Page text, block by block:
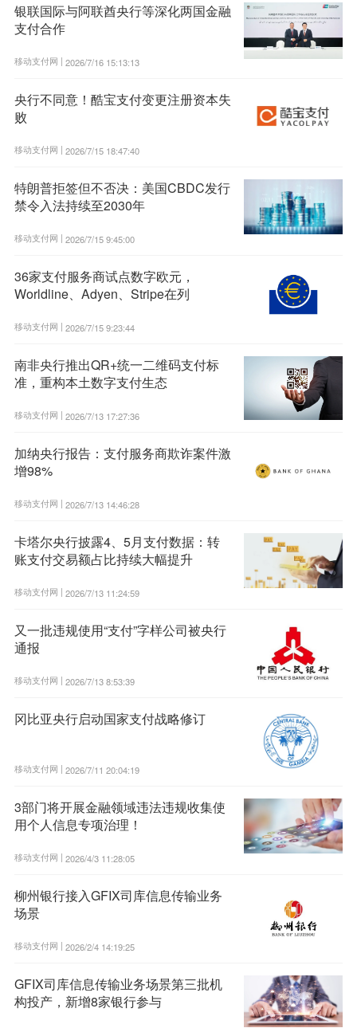
银联国际与阿联酋央行等深化两国金融
支付合作
移动支付网 | 2026/7/16 15:13:13
央行不同意！酷宝支付变更注册资本失
败
移动支付网 | 2026/7/15 18:47:40
特朗普拒签但不否决：美国CBDC发行
禁令入法持续至2030年
移动支付网 | 2026/7/15 9:45:00
36家支付服务商试点数字欧元，
Worldline、Adyen、Stripe在列
移动支付网 | 2026/7/15 9:23:44
南非央行推出QR+统一二维码支付标
准，重构本土数字支付生态
移动支付网 | 2026/7/13 17:27:36
加纳央行报告：支付服务商欺诈案件激
增98%
移动支付网 | 2026/7/13 14:46:28
卡塔尔央行披露4、5月支付数据：转
账支付交易额占比持续大幅提升
移动支付网 | 2026/7/13 11:24:59
又一批违规使用“支付”字样公司被央行
通报
移动支付网 | 2026/7/13 8:53:39
冈比亚央行启动国家支付战略修订
移动支付网 | 2026/7/11 20:04:19
3部门将开展金融领域违法违规收集使
用个人信息专项治理！
移动支付网 | 2026/4/3 11:28:05
柳州银行接入GFIX司库信息传输业务
场景
移动支付网 | 2026/2/4 14:19:25
GFIX司库信息传输业务场景第三批机
构投产，新增8家银行参与